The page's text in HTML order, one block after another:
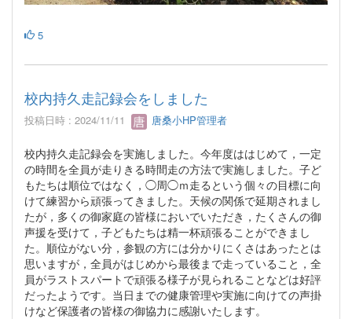
5
校内持久走記録会をしました
投稿日時 : 2024/11/11 唐桑小HP管理者
校内持久走記録会を実施しました。今年度ははじめて，一定
の時間を全員が走りきる時間走の方法で実施しました。子ど
もたちは順位ではなく，◯周◯ｍ走るという個々の目標に向
けて練習から頑張ってきました。天候の関係で延期されまし
たが，多くの御家庭の皆様においでいただき，たくさんの御
声援を受けて，子どもたちは精一杯頑張ることができまし
た。順位がない分，参観の方には分かりにくさはあったとは
思いますが，全員がはじめから最後まで走っていること，全
員がラストスパートで頑張る様子が見られることなどは好評
だったようです。当日までの健康管理や実施に向けての声掛
けなど保護者の皆様の御協力に感謝いたします。